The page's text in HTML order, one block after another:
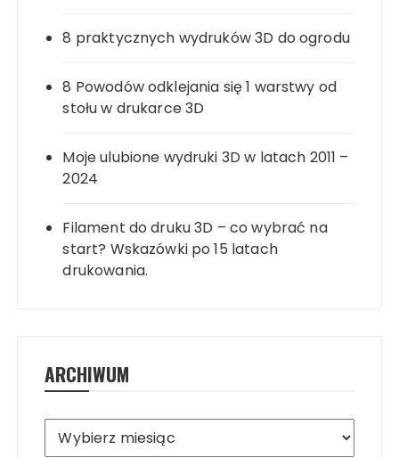
8 praktycznych wydruków 3D do ogrodu
8 Powodów odklejania się 1 warstwy od
stołu w drukarce 3D
Moje ulubione wydruki 3D w latach 2011 –
2024
Filament do druku 3D – co wybrać na
start? Wskazówki po 15 latach
drukowania.
ARCHIWUM
Archiwum